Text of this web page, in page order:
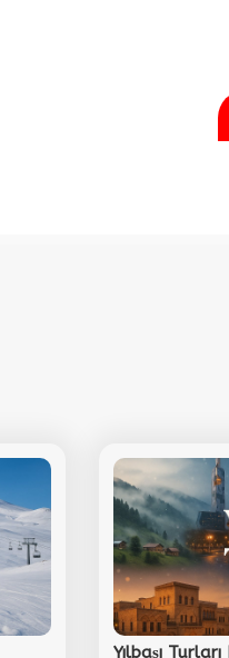
Yılbaşı